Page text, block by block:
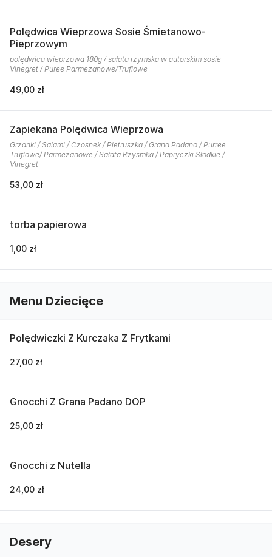
Polędwica Wieprzowa Sosie Śmietanowo-
Pieprzowym
polędwica wieprzowa 180g / sałata rzymska w autorskim sosie
Vinegret / Puree Parmezanowe/Truflowe
49,00 zł
Zapiekana Polędwica Wieprzowa
Grzanki / Salami / Czosnek / Pietruszka / Grana Padano / Purree
Truflowe/ Parmezanowe / Sałata Rzysmka / Papryczki Słodkie /
Vinegret
53,00 zł
torba papierowa
1,00 zł
Menu Dziecięce
Polędwiczki Z Kurczaka Z Frytkami
27,00 zł
Gnocchi Z Grana Padano DOP
25,00 zł
Gnocchi z Nutella
24,00 zł
Desery